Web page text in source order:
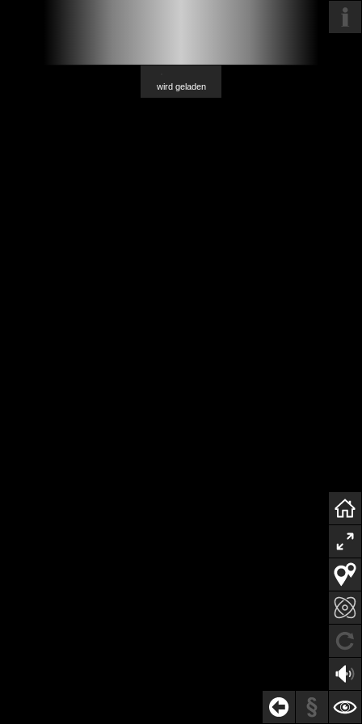
wird geladen